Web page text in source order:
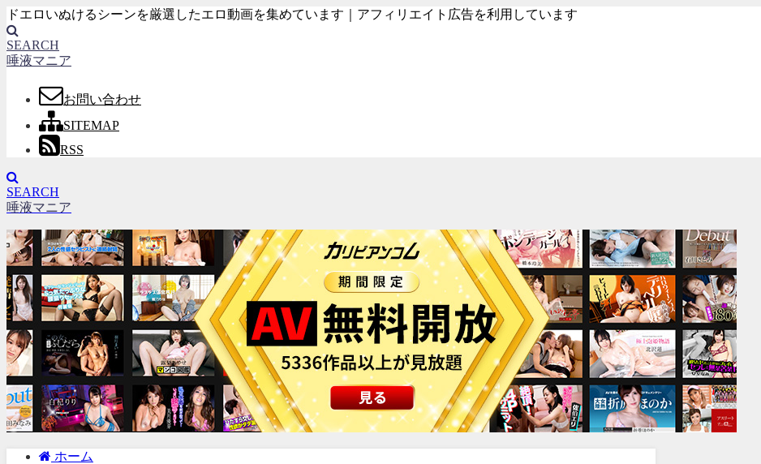
ドエロいぬけるシーンを厳選したエロ動画を集めています｜アフィリエイト広告を利用しています
SEARCH
唾液マニア
お問い合わせ
SITEMAP
RSS
SEARCH
唾液マニア
ホーム